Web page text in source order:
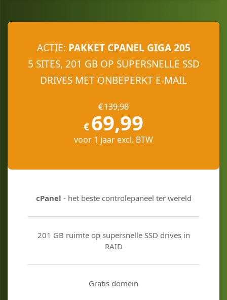
ACTIE: PAKKET CPANEL GIGA 205
5 SITES, 201 GB OP SUPERSNELLE SSD
DRIVES MET ONBEPERKT E-MAIL
€139,98
€69,99
voor 1 jaar excl. BTW
cPanel - het beste controlepaneel ter wereld
201 GB ruimte op supersnelle SSD drives in
RAID
Gratis domein